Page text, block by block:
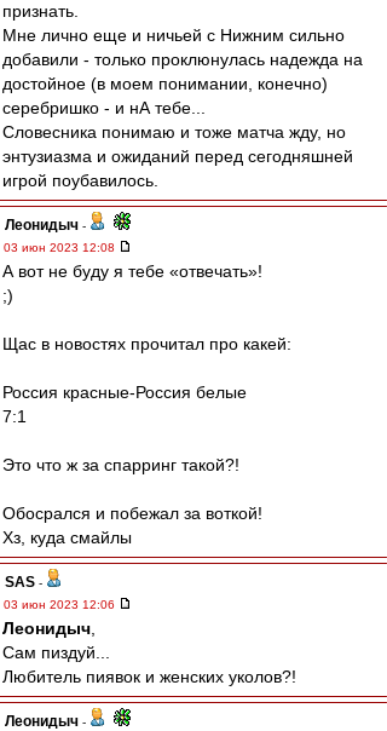
признать.
Мне лично еще и ничьей с Нижним сильно
добавили - только проклюнулась надежда на
достойное (в моем понимании, конечно)
серебришко - и нА тебе...
Словесника понимаю и тоже матча жду, но
энтузиазма и ожиданий перед сегодняшней
игрой поубавилось.
Леонидыч -
03 июн 2023 12:08
А вот не буду я тебе «отвечать»!
;)
Щас в новостях прочитал про какей:
Россия красные-Россия белые
7:1
Это что ж за спарринг такой?!
Обосрался и побежал за воткой!
Хз, куда смайлы
SAS -
03 июн 2023 12:06
Леонидыч
Сам пиздуй...
Любитель пиявок и женских уколов?!
Леонидыч -